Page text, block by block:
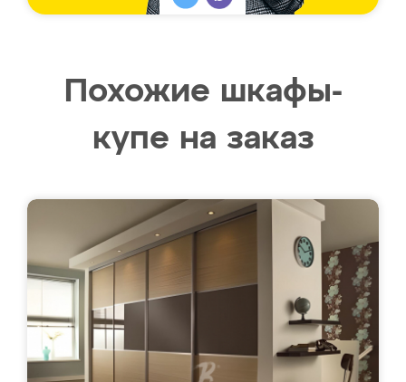
Похожие шкафы-
купе на заказ